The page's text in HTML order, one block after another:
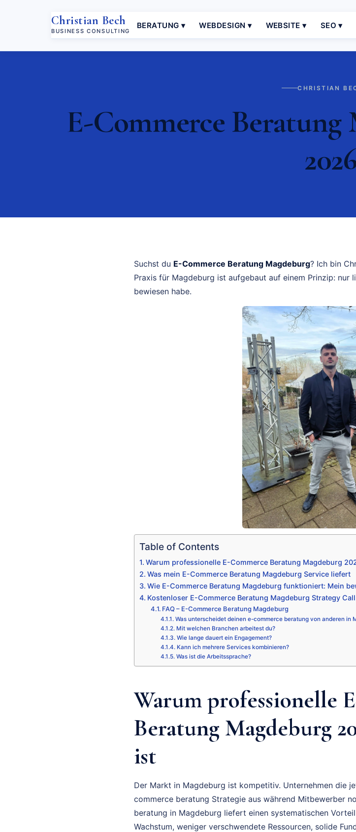
Christian Bech
BUSINESS CONSULTING
BERATUNG ▾ WEBDESIGN ▾ WEBSITE ▾ SEO ▾
CHRISTIAN
E-Commerce Beratung
Suchst du E-Commerce Beratung Magdeburg? Ich bin
Praxis für Magdeburg ist aufgebaut auf einem Prinzip: nur
bewiesen habe.
Table of Contents
Warum professionelle E-Commerce Beratung Magdeburg
Was mein E-Commerce Beratung Magdeburg Service liefert
Wie E-Commerce Beratung Magdeburg funktioniert: Mein
Kostenloser E-Commerce Beratung Magdeburg Strategy
FAQ – E-Commerce Beratung Magdeburg
Was unterscheidet deinen e-commerce beratung von anderen in
Mit welchen Branchen arbeitest du?
Wie lange dauert ein Engagement?
Kann ich mehrere Services kombinieren?
Was ist die Arbeitssprache?
Warum professionelle
Beratung Magdeburg
ist
Der Markt in Magdeburg ist kompetitiv. Unternehmen die
commerce beratung Strategie aus während Mitbewerber
beratung in Magdeburg liefert einen systematischen
Wachstum, weniger verschwendete Ressourcen, solide